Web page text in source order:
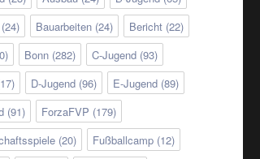
(24) Bauarbeiten(24) Bericht(22)
Bonn(282) C-Jugend(93)
D-Jugend(96) E-Jugend(89)
(91) ForzaFVP (179)
(20) Fußballcamp(12)